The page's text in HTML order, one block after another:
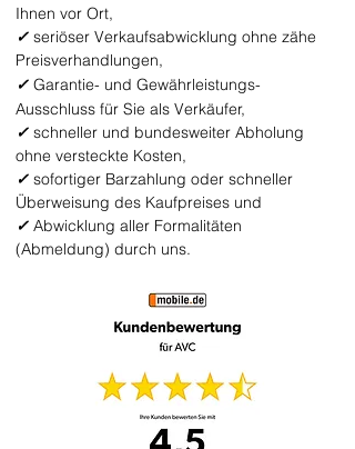
Ihnen vor Ort,
✓ seriöser Verkaufsabwicklung ohne zähe
Preisverhandlungen,
✓ Garantie- und Gewährleistungs-
Ausschluss für Sie als Verkäufer,
✓ schneller und bundesweiter Abholung
ohne versteckte Kosten,
✓ sofortiger Barzahlung oder schneller
Überweisung des Kaufpreises und
✓ Abwicklung aller Formalitäten
(Abmeldung) durch uns.